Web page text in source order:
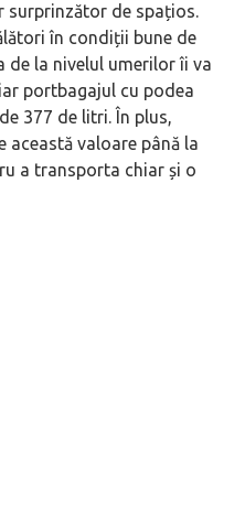
surprinzător de spațios.
în condiț‌ii bune de
la nivelul umerilor îi va
portbagajul cu podea
377 de litri. În plus,
această valoare până la
a transporta chiar și o